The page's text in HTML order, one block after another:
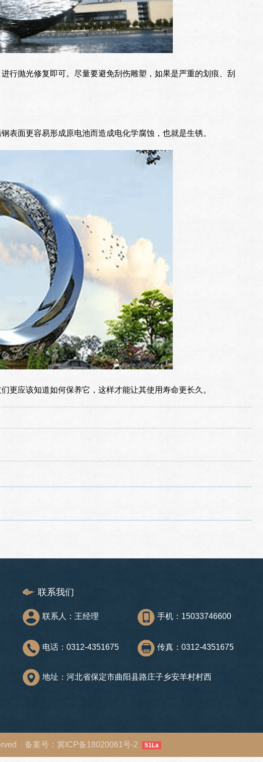
行抛光修复即可。尽量要避免刮伤雕塑，如果是严重的划痕、刮
表面更容易形成原电池而造成电化学腐蚀，也就是生锈。
更应该知道如何保养它，这样才能让其使用寿命更长久。
联系我们
联系人：王经理 手机：15033746600
电话：0312-4351675 传真：0312-4351675
地址：河北省保定市曲阳县路庄子乡安羊村村西
备案号： 冀ICP备18020061号-2 51La